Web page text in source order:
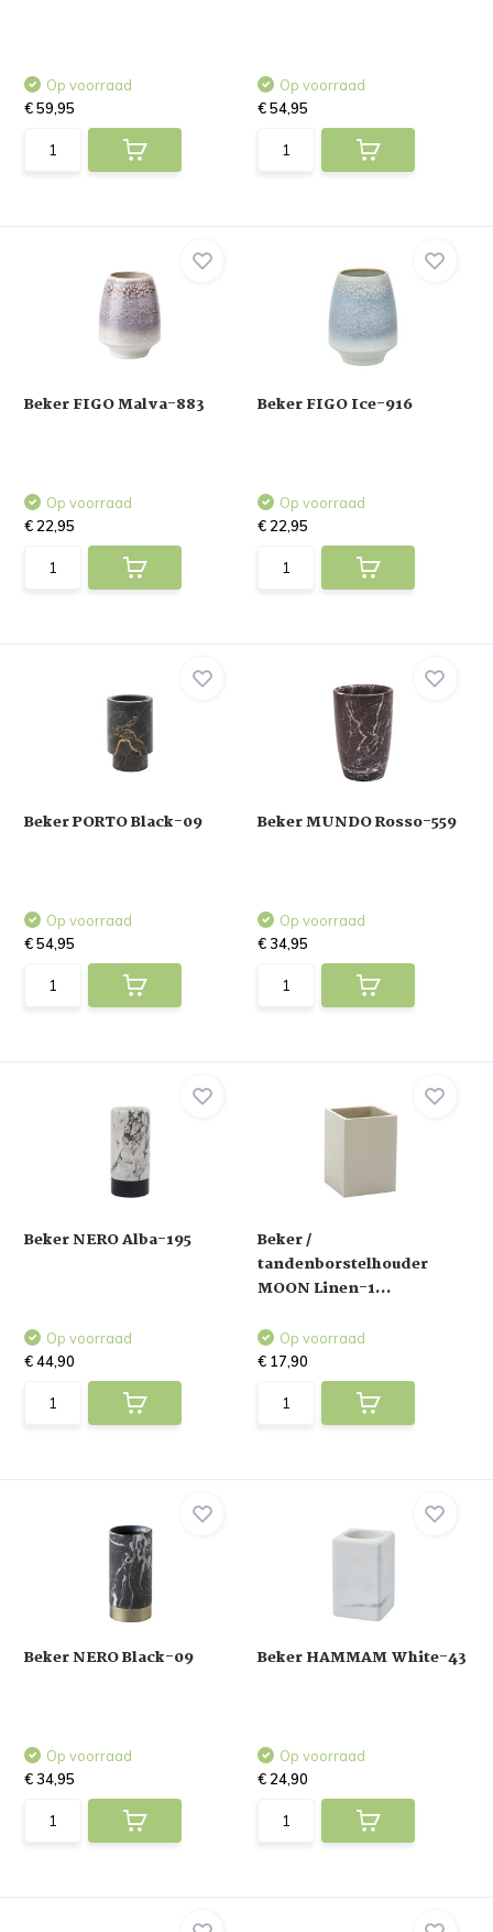
Op voorraad
€ 59,95
Op voorraad
€ 54,95
Beker FIGO Malva-883
Op voorraad
€ 22,95
Beker FIGO Ice-916
Op voorraad
€ 22,95
Beker PORTO Black-09
Op voorraad
€ 54,95
Beker MUNDO Rosso-559
Op voorraad
€ 34,95
Beker NERO Alba-195
Op voorraad
€ 44,90
Beker /
tandenborstelhouder
MOON Linen-1...
Op voorraad
€ 17,90
Beker NERO Black-09
Op voorraad
€ 34,95
Beker HAMMAM White-43
Op voorraad
€ 24,90